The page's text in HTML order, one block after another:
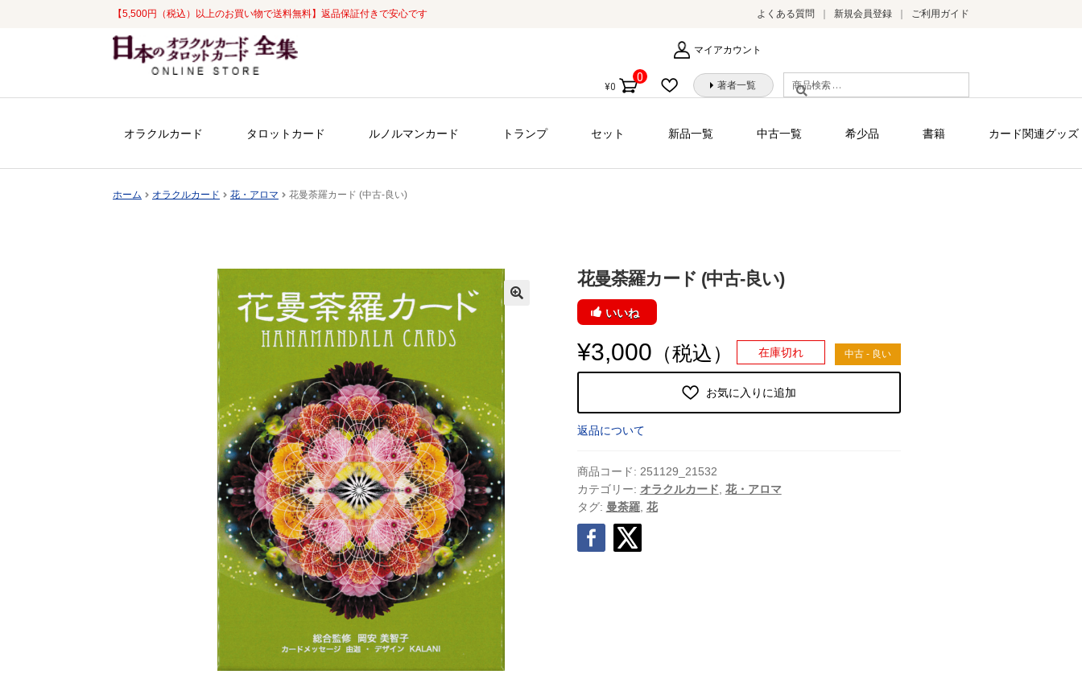
【5,500円（税込）以上のお買い物で送料無料】返品保証付きで安心です よくある質問 新規会員登録 ご利用ガイド
ナ
ビ
ン
コ
ン
ス
マイアカウント
検
索
象:
著者一覧
¥0
0
個
オラクルカード タロットカード ルノルマンカード トランプ セット 新品一覧 中古一覧 希少品 書籍 カード関連グッズ
ホーム オラクルカード 花・アロマ 花曼荼羅カード (中古-良い)
花曼荼羅カード (中古-良い)
いいね
中古 - 良い
¥3,000 （税込） 在庫切れ
お気に入りに追加
返品について
商品コード: 251129_21532
カテゴリー: オラクルカード 花・アロマ
タグ: 曼荼羅, 花